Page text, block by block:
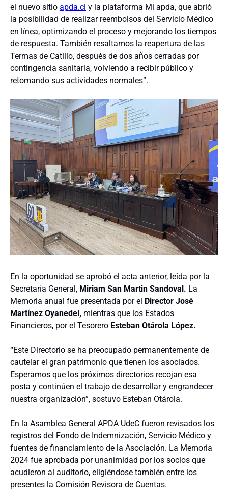
el nuevo sitio apda.cl y la plataforma Mi apda, que abrió
la posibilidad de realizar reembolsos del Servicio Médico
en línea, optimizando el proceso y mejorando los tiempos
de respuesta. También resaltamos la reapertura de las
Termas de Catillo, después de dos años cerradas por
contingencia sanitaria, volviendo a recibir público y
retomando sus actividades normales”.
En la oportunidad se aprobó el acta anterior, leída por la
Secretaria General, Miriam San Martin Sandoval. La
Memoria anual fue presentada por el Director José
Martínez Oyanedel, mientras que los Estados
Financieros, por el Tesorero Esteban Otárola López.
“Este Directorio se ha preocupado permanentemente de
cautelar el gran patrimonio que tienen los asociados.
Esperamos que los próximos directorios recojan esa
posta y continúen el trabajo de desarrollar y engrandecer
nuestra organización”, sostuvo Esteban Otárola.
En la Asamblea General APDA UdeC fueron revisados los
registros del Fondo de Indemnización, Servicio Médico y
fuentes de financiamiento de la Asociación. La Memoria
2024 fue aprobada por unanimidad por los socios que
acudieron al auditorio, eligiéndose también entre los
presentes la Comisión Revisora de Cuentas.